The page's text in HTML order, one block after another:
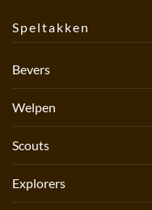
Speltakken
Bevers
Welpen
Scouts
Explorers